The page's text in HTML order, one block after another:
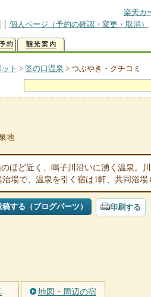
楽天カ
個人ページ（予約の確認・変更・取消）
ト > 筌の口温泉 > つぶやき・クチコミ
地
ほど近く、鳴子川沿いに湧く温泉。
場で、温泉を引く宿は1軒、共同浴場
する（ブログパーツ） 印刷する
地図・周辺の宿